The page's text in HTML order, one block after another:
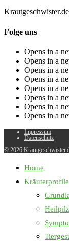
Krautgeschwister.de
Folge uns
Opens in a
Opens in a
Opens in a
Opens in a
Opens in a
Opens in a
Opens in a
Opens in a
Impressum
Datenschutz
© 2026
Home